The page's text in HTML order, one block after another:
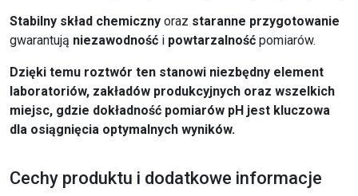
Stabilny skład chemiczny oraz staranne przygotowanie
gwarantują niezawodność i powtarzalność pomiarów.
Dzięki temu roztwór ten stanowi niezbędny element
laboratoriów, zakładów produkcyjnych oraz wszelkich
miejsc, gdzie dokładność pomiarów pH jest kluczowa
dla osiągnięcia optymalnych wyników.
Cechy produktu i dodatkowe informacje